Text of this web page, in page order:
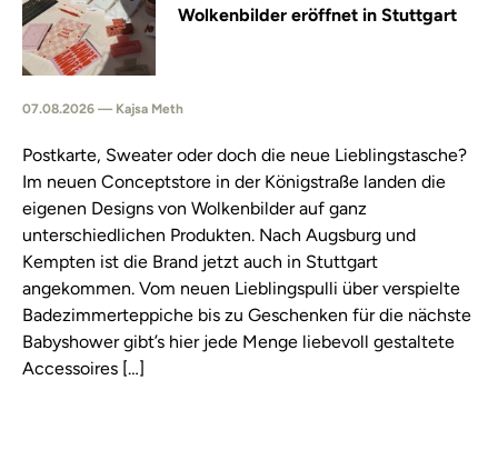
Wolkenbilder eröffnet in Stuttgart
07.08.2026 — Kajsa Meth
Postkarte, Sweater oder doch die neue Lieblingstasche?
Im neuen Conceptstore in der Königstraße landen die
eigenen Designs von Wolkenbilder auf ganz
unterschiedlichen Produkten. Nach Augsburg und
Kempten ist die Brand jetzt auch in Stuttgart
angekommen. Vom neuen Lieblingspulli über verspielte
Badezimmerteppiche bis zu Geschenken für die nächste
Babyshower gibt’s hier jede Menge liebevoll gestaltete
Accessoires […]